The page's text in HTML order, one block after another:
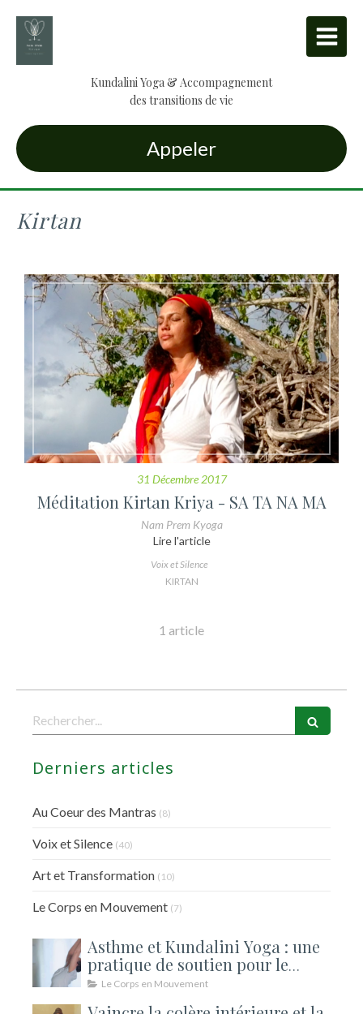
Kundalini Yoga & Accompagnement
des transitions de vie
Appeler
Kirtan
31 Décembre 2017
Méditation Kirtan Kriya - SA TA NA MA
Nam Prem Kyoga
Lire l'article
Voix et Silence
KIRTAN
1 article
Rechercher
Derniers articles
Au Coeur des Mantras (8)
Voix et Silence (40)
Art et Transformation (10)
Le Corps en Mouvement (7)
Asthme et Kundalini Yoga : une
pratique de soutien pour le
souffle
Le Corps en Mouvement